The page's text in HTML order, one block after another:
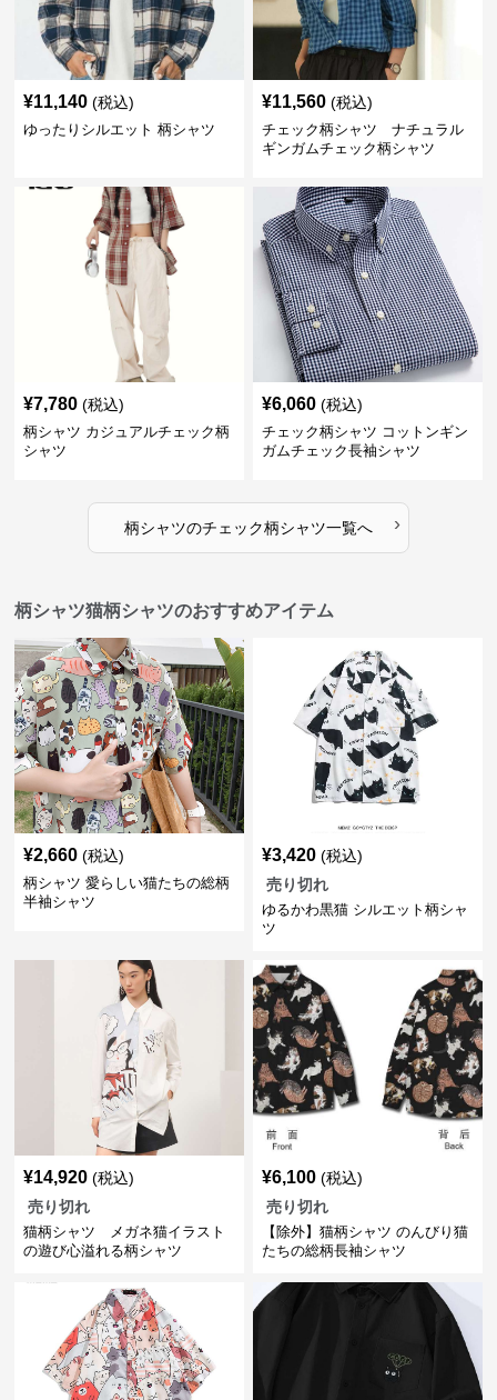
¥11,140 (税込)
ゆったりシルエット 柄シャツ
¥11,560 (税込)
チェック柄シャツ ナチュラル
ギンガムチェック柄シャツ
¥7,780 (税込)
柄シャツ カジュアルチェック柄
シャツ
¥6,060 (税込)
チェック柄シャツ コットンギン
ガムチェック長袖シャツ
柄シャツのチェック柄シャツ一覧へ ›
柄シャツ猫柄シャツのおすすめアイテム
¥2,660 (税込)
柄シャツ 愛らしい猫たちの総柄
半袖シャツ
¥3,420 (税込)
売り切れ
ゆるかわ黒猫 シルエット柄シャ
ツ
¥14,920 (税込)
売り切れ
猫柄シャツ メガネ猫イラスト
の遊び心溢れる柄シャツ
¥6,100 (税込)
売り切れ
【除外】猫柄シャツ のんびり猫
たちの総柄長袖シャツ